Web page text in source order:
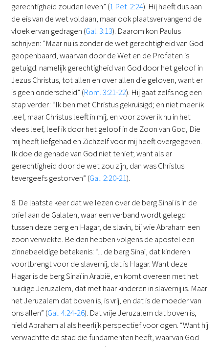
gerechtigheid zouden leven” (1 Pet. 2:24). Hij heeft dus aan
de eis van de wet voldaan, maar ook plaatsvervangend de
vloek ervan gedragen (Gal. 3:13). Daarom kon Paulus
schrijven: “Maar nu is zonder de wet gerechtigheid van God
geopenbaard, waarvan door de Wet en de Profeten is
getuigd: namelijk gerechtigheid van God door het geloof in
Jezus Christus, tot allen en over allen die geloven, want er
is geen onderscheid” (Rom. 3:21-22). Hij gaat zelfs nog een
stap verder: “Ik ben met Christus gekruisigd; en niet meer ik
leef, maar Christus leeft in mij; en voor zover ik nu in het
vlees leef, leef ik door het geloof in de Zoon van God, Die
mij heeft liefgehad en Zichzelf voor mij heeft overgegeven.
Ik doe de genade van God niet teniet; want als er
gerechtigheid door de wet zou zijn, dan was Christus
tevergeefs gestorven” (Gal. 2:20-21).
8. De laatste keer dat we lezen over de berg Sinaï is in de
brief aan de Galaten, waar een verband wordt gelegd
tussen deze berg en Hagar, de slavin, bij wie Abraham een
zoon verwekte. Beiden hebben volgens de apostel een
zinnebeeldige betekenis: “... de berg Sinaï, dat kinderen
voortbrengt voor de slavernij, dat is Hagar. Want deze
Hagar is de berg Sinaï in Arabië, en komt overeen met het
huidige Jeruzalem, dat met haar kinderen in slavernij is. Maar
het Jeruzalem dat boven is, is vrij, en dat is de moeder van
ons allen” (Gal. 4:24-26). Dat vrije Jeruzalem dat boven is,
hield Abraham al als heerlijk perspectief voor ogen. “Want hij
verwachtte de stad die fundamenten heeft, waarvan God